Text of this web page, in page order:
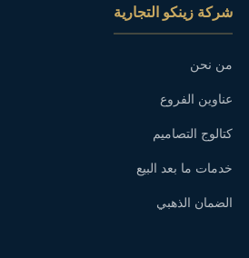
شركة زينكو التجارية
من نحن
عناوين الفروع
كتالوج التصاميم
خدمات ما بعد البيع
الضمان الذهبي